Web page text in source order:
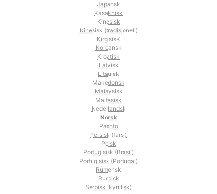
Japansk
Kasakhisk
Kinesisk
Kinesisk (tradisjonell)
KirgisisK
Koreansk
Kroatisk
Latvisk
Litauisk
Makedonsk
Malaysisk
Maltesisk
Nederlandsk
Norsk
Pashto
Persisk (farsi)
Polsk
Portugisisk (Brasil)
Portugisisk (Portugal)
Rumensk
Russisk
Serbisk (kyrillisk)